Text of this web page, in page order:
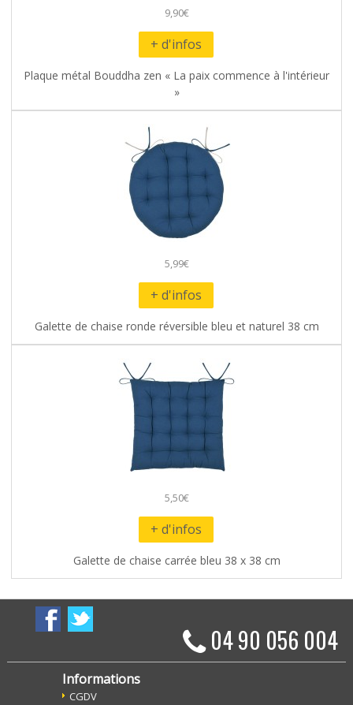
9,90€
+ d'infos
Plaque métal Bouddha zen « La paix commence à l'intérieur
»
5,99€
+ d'infos
Galette de chaise ronde réversible bleu et naturel 38 cm
5,50€
+ d'infos
Galette de chaise carrée bleu 38 x 38 cm
04 90 056 004
Informations
CGDV